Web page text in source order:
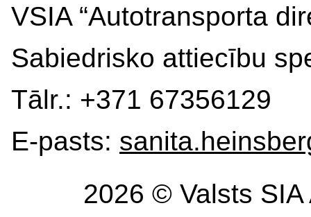
VSIA “Autotransporta
Sabiedrisko attiecību
Tālr.: +371 67356129
E-pasts:
2026 © Valsts